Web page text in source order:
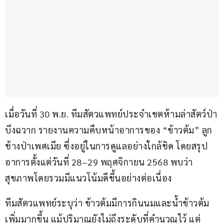
เมื่อวันที่ 30 พ.ย. ทีมสัตวแพทย์ประจำเขตห้ามล่าสัตว์ป่า
บึงฉวาก รายงานความคืบหน้าอาการของ “ข้าวต้ม” ลูก
ช้างป่าเพศเมีย ซึ่งอยู่ในการดูแลอย่างใกล้ชิด โดยสรุป
อาการตั้งแต่วันที่ 28–29 พฤศจิกายน 2568 พบว่า
สุขภาพโดยรวมมีแนวโน้มดีขึ้นอย่างต่อเนื่อง
ทีมสัตวแพทย์ระบุว่า ข้าวต้มมีการกินนมและน้ำข้าวต้ม
เพิ่มมากขึ้น แม้ปริมาณยังไม่ถึงระดับที่คำนวณไว้ แต่